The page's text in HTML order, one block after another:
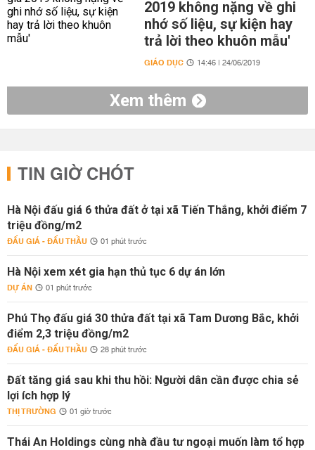
2019 không nặng về ghi
nhớ số liệu, sự kiện hay
trả lời theo khuôn mẫu'
GIÁO DỤC 14:46 | 24/06/2019
Xem thêm
TIN GIỜ CHÓT
Hà Nội đấu giá 6 thửa đất ở tại xã Tiến Thắng, khởi điểm 7
triệu đồng/m2
ĐẤU GIÁ - ĐẤU THẦU 01 phút trước
Hà Nội xem xét gia hạn thủ tục 6 dự án lớn
DỰ ÁN 01 phút trước
Phú Thọ đấu giá 30 thửa đất tại xã Tam Dương Bắc, khởi
điểm 2,3 triệu đồng/m2
ĐẤU GIÁ - ĐẤU THẦU 28 phút trước
Đất tăng giá sau khi thu hồi: Người dân cần được chia sẻ
lợi ích hợp lý
THỊ TRƯỜNG 01 giờ trước
Thái An Holdings cùng nhà đầu tư ngoại muốn làm tổ hợp